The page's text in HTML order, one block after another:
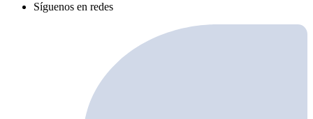
Síguenos en redes